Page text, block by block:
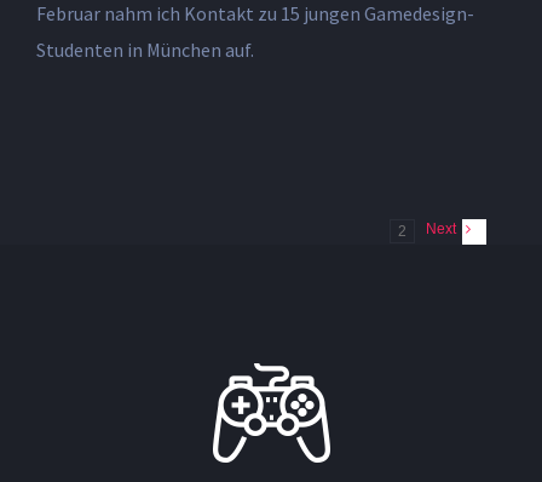
Februar nahm ich Kontakt zu 15 jungen Gamedesign-
Studenten in München auf.
2 Next